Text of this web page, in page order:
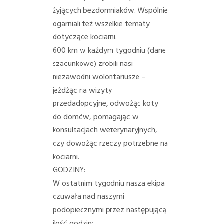
żyjących bezdomniaków. Wspólnie
ogarniali też wszelkie tematy
dotyczące kociarni.
600 km w każdym tygodniu (dane
szacunkowe) zrobili nasi
niezawodni wolontariusze –
jeżdżąc na wizyty
przedadopcyjne, odwożąc koty
do domów, pomagając w
konsultacjach weterynaryjnych,
czy dowożąc rzeczy potrzebne na
kociarni.
GODZINY:
W ostatnim tygodniu nasza ekipa
czuwała nad naszymi
podopiecznymi przez następującą